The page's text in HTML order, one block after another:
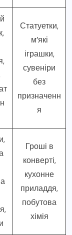
Статуетки,
м’які
іграшки,
сувеніри
без
призначенн
я
Гроші в
конверті,
кухонне
приладдя,
побутова
хімія